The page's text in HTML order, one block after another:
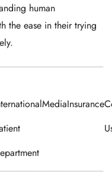
human
the ease in their trying
MediaInsurance